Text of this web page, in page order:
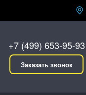
+7 (499) 653-95-93
Заказать звонок